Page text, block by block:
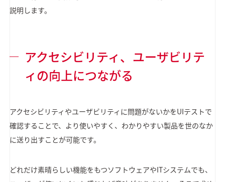
説明します。
アクセシビリティ、ユーザビリテ
ィの向上につながる
アクセシビリティやユーザビリティに問題がないかをUIテストで
確認することで、より使いやすく、わかりやすい製品を世のなか
に送り出すことが可能です。
どれだけ素晴らしい機能をもつソフトウェアやITシステムでも、